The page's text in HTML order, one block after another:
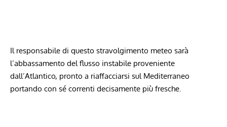
Il responsabile di questo stravolgimento meteo sarà
l’abbassamento del flusso instabile proveniente
dall’Atlantico, pronto a riaffacciarsi sul Mediterraneo
portando con sé correnti decisamente più fresche.